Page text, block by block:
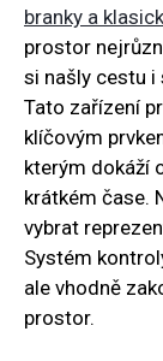
branky a
prostor
si našly cestu
Tato zařízení
klíčovým
kterým dokáží
krátkém čase.
vybrat
Systém
ale vhodně
prostor.